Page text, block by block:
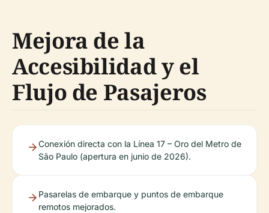
Mejora de la
Accesibilidad y el
Flujo de Pasajeros
Conexión directa con la Línea 17 – Oro del Metro de
São Paulo (apertura en junio de 2026).
Pasarelas de embarque y puntos de embarque
remotos mejorados.